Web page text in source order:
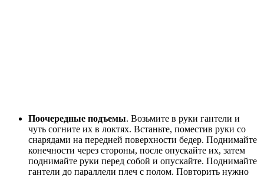
Поочередные подъемы. Возьмите в руки гантели и
чуть согните их в локтях. Встаньте, поместив руки со
снарядами на передней поверхности бедер. Поднимайте
конечности через стороны, после опускайте их, затем
поднимайте руки перед собой и опускайте. Поднимайте
гантели до параллели плеч с полом. Повторить нужно